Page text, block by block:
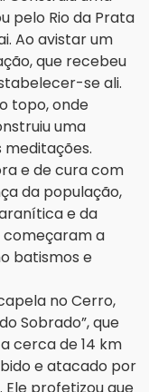
pelo Rio da Prata
Ao avistar um
que recebeu
se ali.
topo, onde
uma
e de cura com
da população,
e da
começaram a
batismos e
no Cerro,
Sobrado”, que
cerca de 14 km
e atacado por